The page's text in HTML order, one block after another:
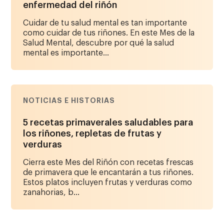
enfermedad del riñón
Cuidar de tu salud mental es tan importante
como cuidar de tus riñones. En este Mes de la
Salud Mental, descubre por qué la salud
mental es importante...
NOTICIAS E HISTORIAS
5 recetas primaverales saludables para
los riñones, repletas de frutas y
verduras
Cierra este Mes del Riñón con recetas frescas
de primavera que le encantarán a tus riñones.
Estos platos incluyen frutas y verduras como
zanahorias, b...